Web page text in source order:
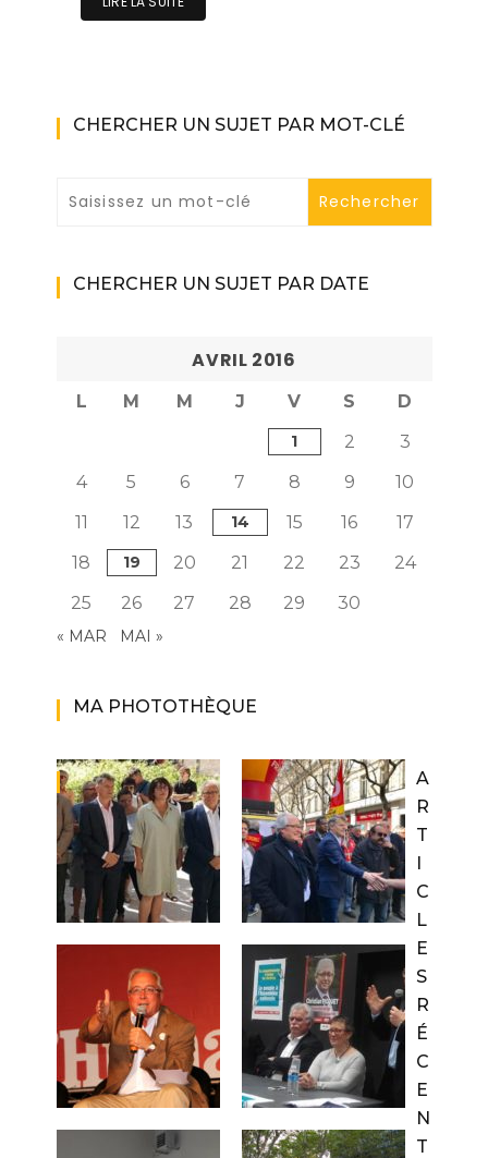
CHERCHER UN SUJET PAR MOT-CLÉ
CHERCHER UN SUJET PAR DATE
AVRIL 2016
L M M J V S D
1 2
3
4
5 6 7 8 9
10
11
12 13 14 15 16
17
18
19 20 21 22 23
24
25
26 27 28 29 30
« MAR MAI »
MA PHOTOTHÈQUE
A
R
T
I
C
L
E
S
R
É
C
E
N
T